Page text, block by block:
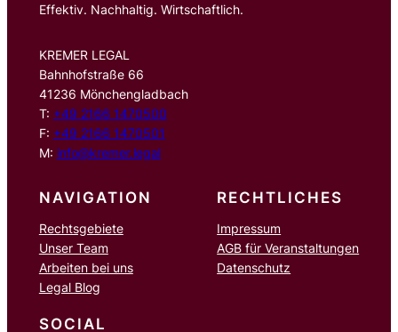
Effektiv. Nachhaltig. Wirtschaftlich.
KREMER LEGAL
Bahnhofstraße 66
41236 Mönchengladbach
T: +49 2166 1470500
F: +49 2166 1470501
M: info@kremer.legal
NAVIGATION
Rechtsgebiete
Unser Team
Arbeiten bei uns
Legal Blog
RECHTLICHES
Impressum
AGB für Veranstaltungen
Datenschutz
SOCIAL